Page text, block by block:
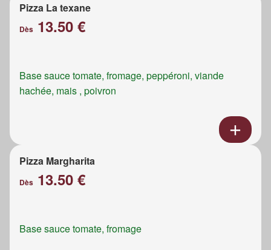
Pizza La texane
Dès 13.50 €
Base sauce tomate, fromage, peppéroni, viande
hachée, mais , poivron
Pizza Margharita
Dès 13.50 €
Base sauce tomate, fromage